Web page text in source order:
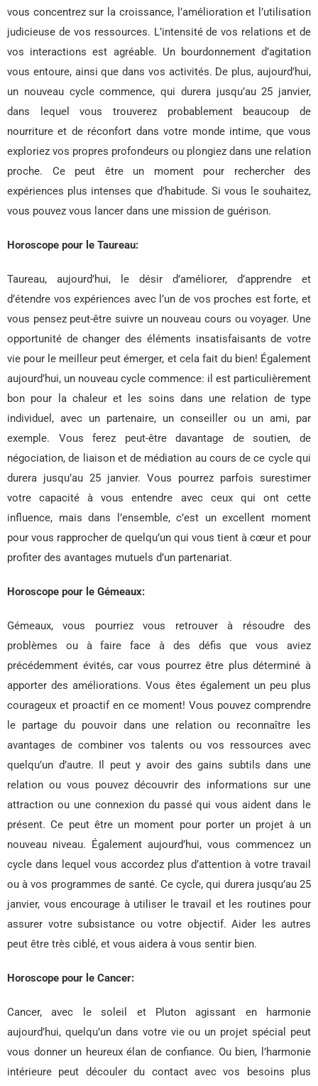
vous concentrez sur la croissance, l’amélioration et l’utilisation
judicieuse de vos ressources. L’intensité de vos relations et de
vos interactions est agréable. Un bourdonnement d’agitation
vous entoure, ainsi que dans vos activités. De plus, aujourd’hui,
un nouveau cycle commence, qui durera jusqu’au 25 janvier,
dans lequel vous trouverez probablement beaucoup de
nourriture et de réconfort dans votre monde intime, que vous
exploriez vos propres profondeurs ou plongiez dans une relation
proche. Ce peut être un moment pour rechercher des
expériences plus intenses que d’habitude. Si vous le souhaitez,
vous pouvez vous lancer dans une mission de guérison.
Horoscope pour le Taureau:
Taureau, aujourd’hui, le désir d’améliorer, d’apprendre et
d’étendre vos expériences avec l’un de vos proches est forte, et
vous pensez peut-être suivre un nouveau cours ou voyager. Une
opportunité de changer des éléments insatisfaisants de votre
vie pour le meilleur peut émerger, et cela fait du bien! Également
aujourd’hui, un nouveau cycle commence: il est particulièrement
bon pour la chaleur et les soins dans une relation de type
individuel, avec un partenaire, un conseiller ou un ami, par
exemple. Vous ferez peut-être davantage de soutien, de
négociation, de liaison et de médiation au cours de ce cycle qui
durera jusqu’au 25 janvier. Vous pourrez parfois surestimer
votre capacité à vous entendre avec ceux qui ont cette
influence, mais dans l’ensemble, c’est un excellent moment
pour vous rapprocher de quelqu’un qui vous tient à cœur et pour
profiter des avantages mutuels d’un partenariat.
Horoscope pour le Gémeaux:
Gémeaux, vous pourriez vous retrouver à résoudre des
problèmes ou à faire face à des défis que vous aviez
précédemment évités, car vous pourrez être plus déterminé à
apporter des améliorations. Vous êtes également un peu plus
courageux et proactif en ce moment! Vous pouvez comprendre
le partage du pouvoir dans une relation ou reconnaître les
avantages de combiner vos talents ou vos ressources avec
quelqu’un d’autre. Il peut y avoir des gains subtils dans une
relation ou vous pouvez découvrir des informations sur une
attraction ou une connexion du passé qui vous aident dans le
présent. Ce peut être un moment pour porter un projet à un
nouveau niveau. Également aujourd’hui, vous commencez un
cycle dans lequel vous accordez plus d’attention à votre travail
ou à vos programmes de santé. Ce cycle, qui durera jusqu’au 25
janvier, vous encourage à utiliser le travail et les routines pour
assurer votre subsistance ou votre objectif. Aider les autres
peut être très ciblé, et vous aidera à vous sentir bien.
Horoscope pour le Cancer:
Cancer, avec le soleil et Pluton agissant en harmonie
aujourd’hui, quelqu’un dans votre vie ou un projet spécial peut
vous donner un heureux élan de confiance. Ou bien, l’harmonie
intérieure peut découler du contact avec vos besoins plus